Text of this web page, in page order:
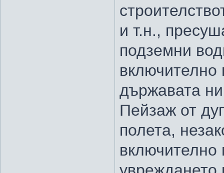
и т.н.,
подземни
държавата
Пейзаж от
полета,
включително